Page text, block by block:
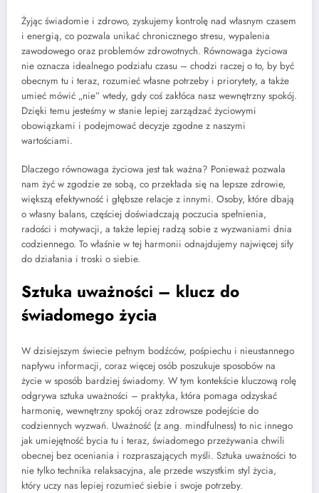
Żyjąc świadomie i zdrowo, zyskujemy kontrolę nad własnym czasem
i energią, co pozwala unikać chronicznego stresu, wypalenia
zawodowego oraz problemów zdrowotnych. Równowaga życiowa
nie oznacza idealnego podziału czasu – chodzi raczej o to, by być
obecnym tu i teraz, rozumieć własne potrzeby i priorytety, a także
umieć mówić „nie” wtedy, gdy coś zakłóca nasz wewnętrzny spokój.
Dzięki temu jesteśmy w stanie lepiej zarządzać życiowymi
obowiązkami i podejmować decyzje zgodne z naszymi
wartościami.
Dlaczego równowaga życiowa jest tak ważna? Ponieważ pozwala
nam żyć w zgodzie ze sobą, co przekłada się na lepsze zdrowie,
większą efektywność i głębsze relacje z innymi. Osoby, które dbają
o własny balans, częściej doświadczają poczucia spełnienia,
radości i motywacji, a także lepiej radzą sobie z wyzwaniami dnia
codziennego. To właśnie w tej harmonii odnajdujemy najwięcej siły
do działania i troski o siebie.
Sztuka uważności – klucz do
świadomego życia
W dzisiejszym świecie pełnym bodźców, pośpiechu i nieustannego
napływu informacji, coraz więcej osób poszukuje sposobów na
życie w sposób bardziej świadomy. W tym kontekście kluczową rolę
odgrywa sztuka uważności – praktyka, która pomaga odzyskać
harmonię, wewnętrzny spokój oraz zdrowsze podejście do
codziennych wyzwań. Uważność (z ang. mindfulness) to nic innego
jak umiejętność bycia tu i teraz, świadomego przeżywania chwili
obecnej bez oceniania i rozpraszających myśli. Sztuka uważności to
nie tylko technika relaksacyjna, ale przede wszystkim styl życia,
który uczy nas lepiej rozumieć siebie i swoje potrzeby.